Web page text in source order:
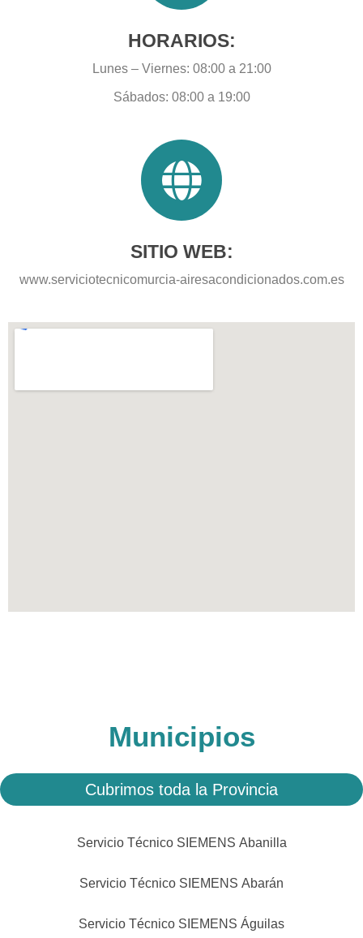
HORARIOS:
Lunes – Viernes: 08:00 a 21:00
Sábados: 08:00 a 19:00
SITIO WEB:
www.serviciotecnicomurcia-airesacondicionados.com.es
Municipios
Cubrimos toda la Provincia
Servicio Técnico SIEMENS Abanilla
Servicio Técnico SIEMENS Abarán
Servicio Técnico SIEMENS Águilas